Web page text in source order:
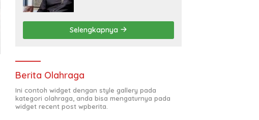
Selengkapnya
Berita Olahraga
Ini contoh widget dengan style gallery pada
kategori olahraga, anda bisa mengaturnya pada
widget recent post wpberita.